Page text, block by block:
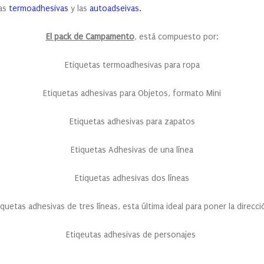
termoadhesivas y las autoadseivas.
El pack de Campamento, está compuesto por:
Etiquetas termoadhesivas para ropa
Etiquetas adhesivas para Objetos, formato Mini
Etiquetas adhesivas para zapatos
Etiquetas Adhesivas de una línea
Etiquetas adhesivas dos líneas
adhesivas de tres líneas, esta última ideal para poner la
Etiqeutas adhesivas de personajes